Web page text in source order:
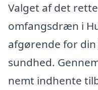
Valget af det
omfangsdræn i
afgørende for
sundhed.
nemt indhente